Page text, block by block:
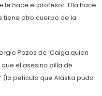
le hace el profesor. Ella hace
tiene otro cuerpo de la
Pazos de ‘Caiga quien
el asesino pilla de
(la película que Alaska pudo